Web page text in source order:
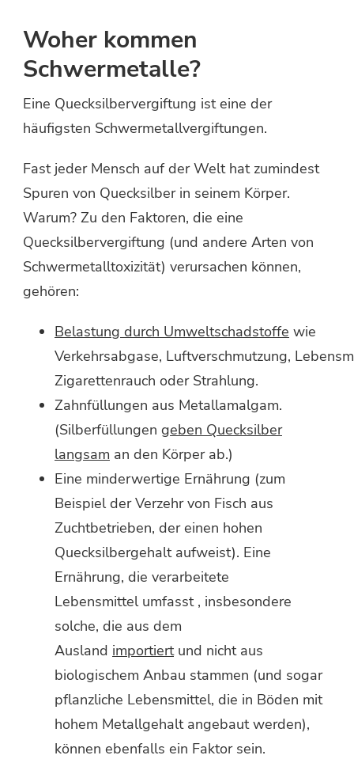
Woher kommen
Schwermetalle?
Eine Quecksilbervergiftung ist eine der
häufigsten Schwermetallvergiftungen.
Fast jeder Mensch auf der Welt hat zumindest
Spuren von Quecksilber in seinem Körper.
Warum? Zu den Faktoren, die eine
Quecksilbervergiftung (und andere Arten von
Schwermetalltoxizität) verursachen können,
gehören:
Belastung durch Umweltschadstoffe wie
Verkehrsabgase, Luftverschmutzung,
Zigarettenrauch oder Strahlung.
Zahnfüllungen aus Metallamalgam.
(Silberfüllungen geben Quecksilber
langsam an den Körper ab.)
Eine minderwertige Ernährung (zum
Beispiel der Verzehr von Fisch aus
Zuchtbetrieben, der einen hohen
Quecksilbergehalt aufweist). Eine
Ernährung, die verarbeitete
Lebensmittel umfasst , insbesondere
solche, die aus dem
Ausland importiertund nicht aus
biologischem Anbau stammen (und sogar
pflanzliche Lebensmittel, die in Böden mit
hohem Metallgehalt angebaut werden),
können ebenfalls ein Faktor sein.